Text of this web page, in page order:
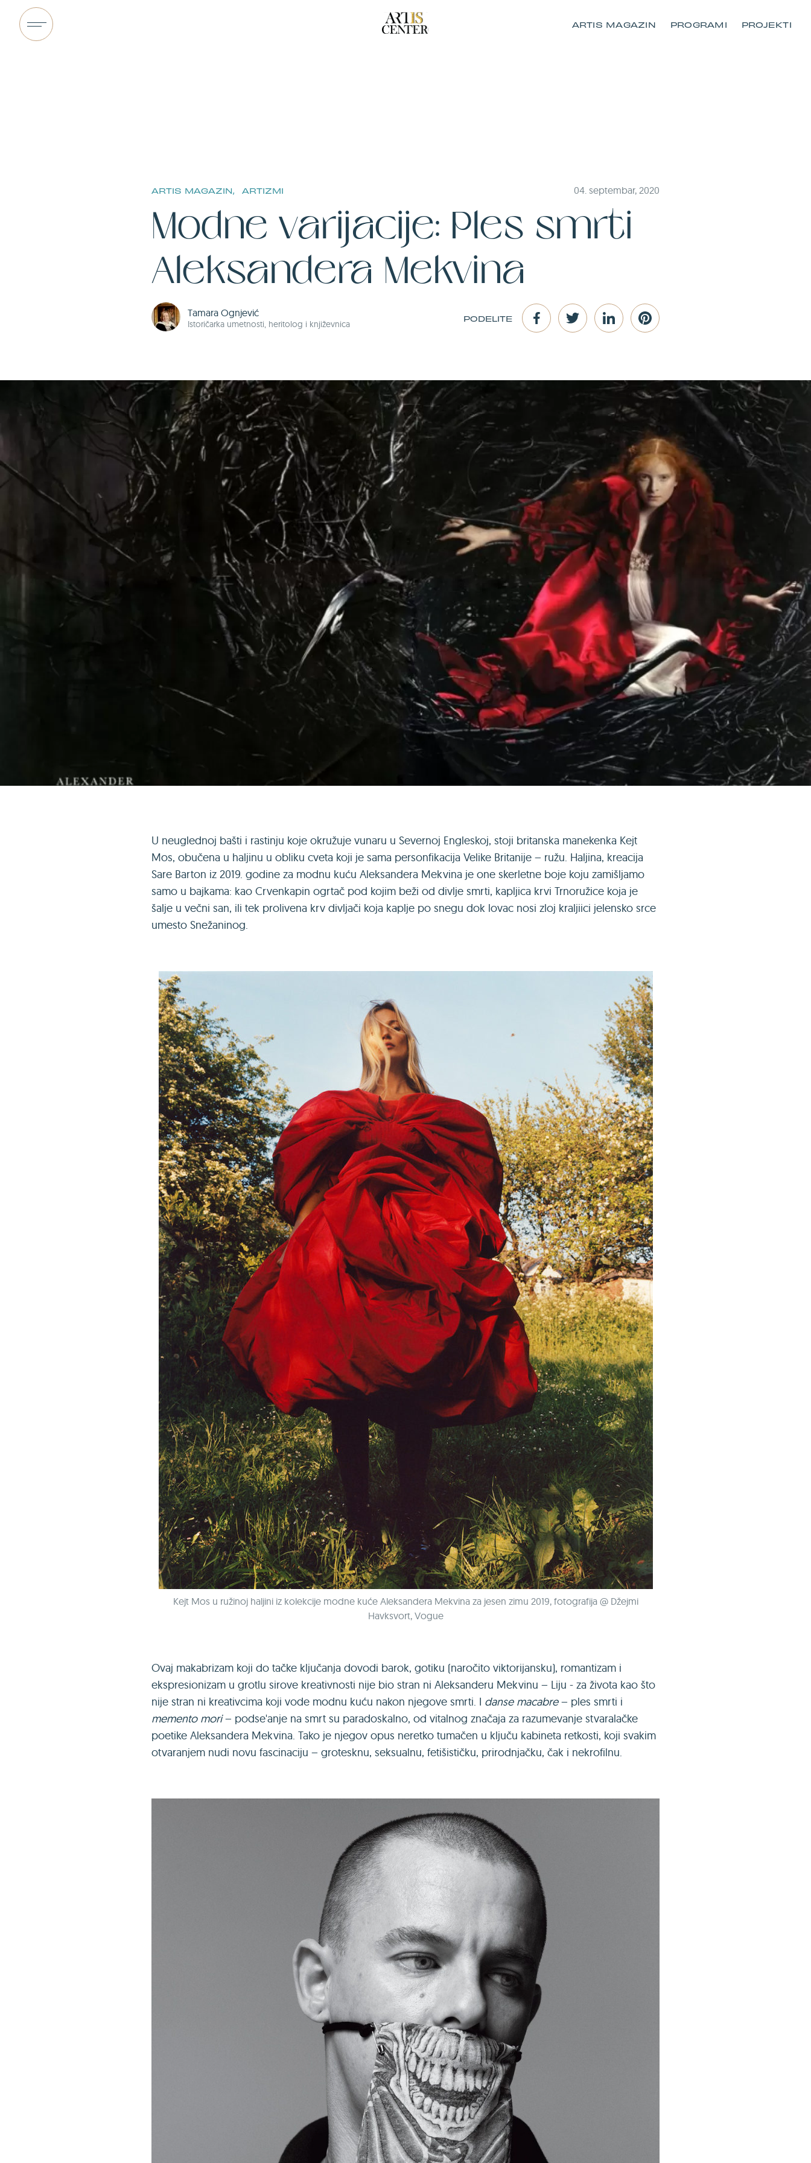
ARTIS MAGAZIN PROGRAMI PROJEKTI
ARTIS MAGAZIN, ARTIZMI 04. septembar, 2020
Modne varijacije: Ples smrti
Aleksandera Mekvina
Tamara Ognjević
Istoričarka umetnosti, heritolog i književnica
PODELITE
U neuglednoj bašti i rastinju koje okružuje vunaru u Severnoj Engleskoj, stoji britanska manekenka Kejt
Mos, obučena u haljinu u obliku cveta koji je sama personfikacija Velike Britanije – ružu. Haljina, kreacija
Sare Barton iz 2019. godine za modnu kuću Aleksandera Mekvina je one skerletne boje koju zamišljamo
samo u bajkama: kao Crvenkapin ogrtač pod kojim beži od divlje smrti, kapljica krvi Trnoružice koja je
šalje u večni san, ili tek prolivena krv divljači koja kaplje po snegu dok lovac nosi zloj kraljiici jelensko srce
umesto Snežaninog.
Kejt Mos u ružinoj haljini iz kolekcije modne kuće Aleksandera Mekvina za jesen zimu 2019, fotografija @ Džejmi
Havksvort, Vogue
Ovaj makabrizam koji do tačke ključanja dovodi barok, gotiku (naročito viktorijansku), romantizam i
ekspresionizam u grotlu sirove kreativnosti nije bio stran ni Aleksanderu Mekvinu – Liju - za života kao što
nije stran ni kreativcima koji vode modnu kuću nakon njegove smrti. I danse macabre– ples smrti i
memento mori– podse'anje na smrt su paradoskalno, od vitalnog značaja za razumevanje stvaralačke
poetike Aleksandera Mekvina. Tako je njegov opus neretko tumačen u ključu kabineta retkosti, koji svakim
otvaranjem nudi novu fascinaciju – grotesknu, seksualnu, fetišističku, prirodnjačku, čak i nekrofilnu.